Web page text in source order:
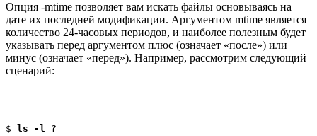
Опция -mtime позволяет вам искать файлы основываясь на
дате их последней модификации. Аргументом mtime является
количество 24-часовых периодов, и наиболее полезным будет
указывать перед аргументом плюс (означает «после») или
минус (означает «перед»). Например, рассмотрим следующий
сценарий:
$
ls -l ?